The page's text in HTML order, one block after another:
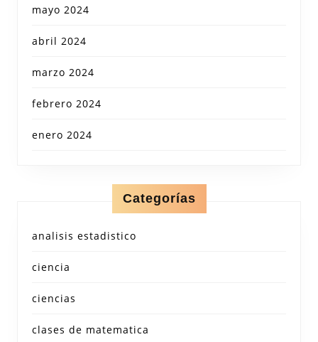
mayo 2024
abril 2024
marzo 2024
febrero 2024
enero 2024
Categorías
analisis estadistico
ciencia
ciencias
clases de matematica